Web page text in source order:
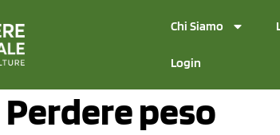
Chi Siamo
Login
Perdere peso